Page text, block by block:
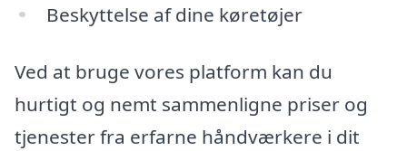
Beskyttelse af dine køretøjer
Ved at bruge vores platform kan du
hurtigt og nemt sammenligne priser og
tjenester fra erfarne håndværkere i dit